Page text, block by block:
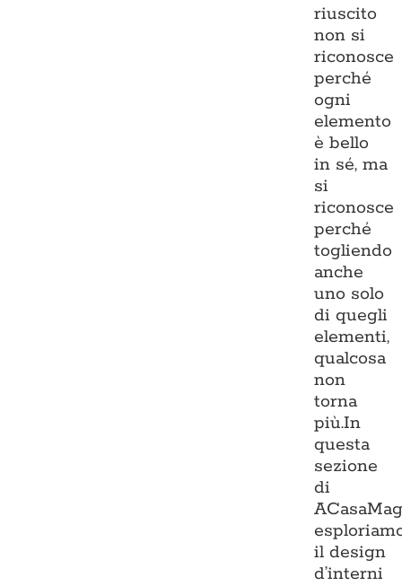
riuscito
non si
riconosce
perché
ogni
elemento
è bello
in sé, ma
si
riconosce
perché
togliendo
anche
uno solo
di quegli
elementi,
qualcosa
non
torna
più.In
questa
sezione
di
il design
d’interni